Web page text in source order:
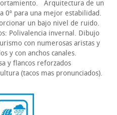
Arquitectura de un
0º para una mejor estabilidad.
un bajo nivel de ruido.
Polivalencia invernal. Dibujo
con numerosas aristas y
y con anchos canales.
y flancos reforzados
(tacos mas pronunciados).